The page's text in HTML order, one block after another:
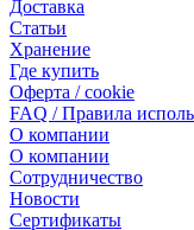
Доставка
Статьи
Хранение
Где купить
Оферта / cookie
FAQ / Правила
О компании
О компании
Сотрудничество
Новости
Сертификаты